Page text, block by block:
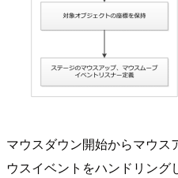
マウスダウン開始からマウス
ウスイベントをハンドリン